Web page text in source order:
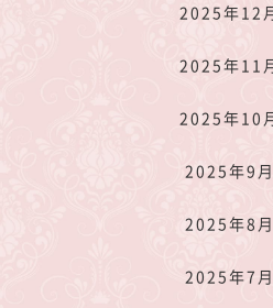
2025年12
2025年11
2025年10
2025年9
2025年8
2025年7